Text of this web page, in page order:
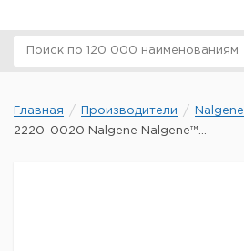
Главная Производители
Nalgene
2220-0020 Nalgene Nalgene™...